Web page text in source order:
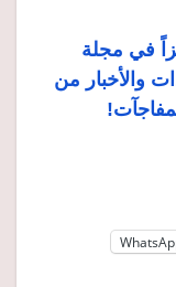
في مجلة
والأخبار من